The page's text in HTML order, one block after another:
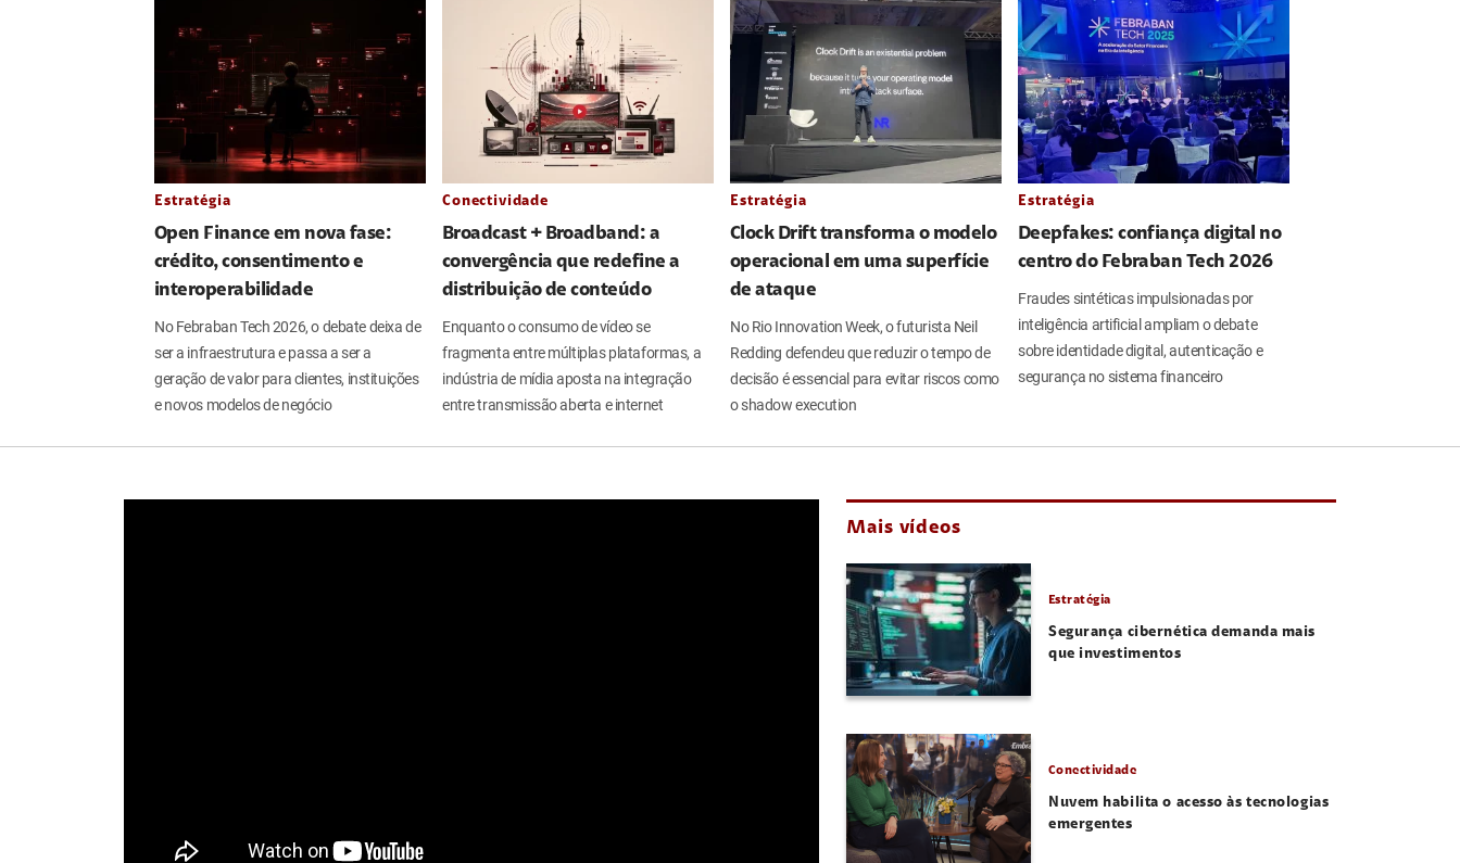
Estratégia
Open Finance em nova fase:
crédito, consentimento e
interoperabilidade
No Febraban Tech 2026, o debate deixa de
ser a infraestrutura e passa a ser a
geração de valor para clientes, instituições
e novos modelos de negócio
Conectividade
Broadcast + Broadband: a
convergência que redefine a
distribuição de conteúdo
Enquanto o consumo de vídeo se
fragmenta entre múltiplas plataformas, a
indústria de mídia aposta na integração
entre transmissão aberta e internet
Estratégia
Clock Drift transforma o modelo
operacional em uma superfície
de ataque
No Rio Innovation Week, o futurista Neil
Redding defendeu que reduzir o tempo de
decisão é essencial para evitar riscos como
o shadow execution
Estratégia
Deepfakes: confiança digital no
centro do Febraban Tech 2026
Fraudes sintéticas impulsionadas por
inteligência artificial ampliam o debate
sobre identidade digital, autenticação e
segurança no sistema financeiro
Mais vídeos
Estratégia
Segurança cibernética demanda mais
que investimentos
Conectividade
Nuvem habilita o acesso às tecnologias
emergentes